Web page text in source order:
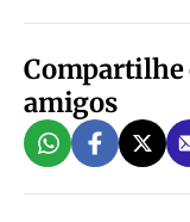
Compartilhe
amigos